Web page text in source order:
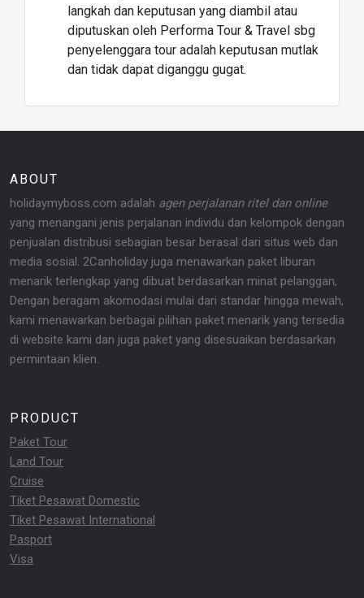
langkah dan keputusan yang diambil atau
diputuskan oleh Performa Tour & Travel sbg
penyelenggara tour adalah keputusan mutlak
dan tidak dapat diganggu gugat.
ABOUT
holidaymyboss.com adalah agen perjalanan ritel dan online
yang menangani jenis perjalanan individu dan kelompok dengan
penjualan distribusi sebagian besar berasal dari situs web dan
media sosial. 2Canholiday juga menawarkan paket liburan
menarik terlengkap yang dibuat berdasarkan minat pelanggan,
Dengan beragam akomodasi mulai dari standar hingga mewah,
kami menawarkan berbagai pilihan paket menarik yang tersedia
di website kami dan juga paket yang disesuaikan berdasarkan
permintaan klien.
PRODUCT
Paket Tour
Land Tour
Cruise
Tiket Pesawat Domestic
Tiket Pesawat International
Pasport
Visa